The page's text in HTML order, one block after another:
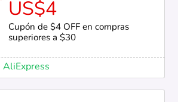
US$4
Cupón de $4 OFF en compras
superiores a $30
AliExpress